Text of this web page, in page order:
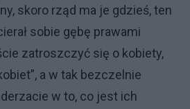
skoro rząd ma je gdzieś, ten
sobie gębę prawami
zatroszczyć się o kobiety,
a w tak bezczelnie
w to, co jest ich